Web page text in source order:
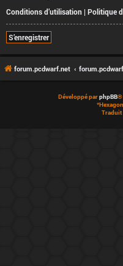
Conditions d’utilisation | Politique
S’enregistrer
forum.pcdwarf.net
Développé parphpBB®
*
Traduit